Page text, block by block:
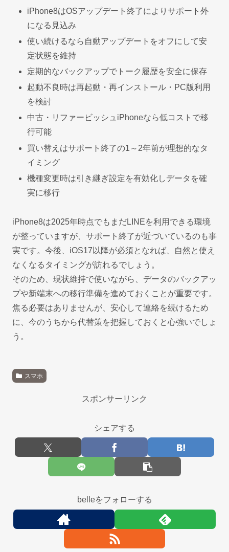
iPhone8はOSアップデート終了によりサポート外
になる見込み
使い続けるなら自動アップデートをオフにして安
定状態を維持
定期的なバックアップでトーク履歴を安全に保存
起動不良時は再起動・再インストール・PC版利用
を検討
中古・リファービッシュiPhoneなら低コストで移
行可能
買い替えはサポート終了の1～2年前が理想的なタ
イミング
機種変更時は引き継ぎ設定を有効化しデータを確
実に移行
iPhone8は2025年時点でもまだLINEを利用できる環境
が整っていますが、サポート終了が近づいているのも事
実です。今後、iOS17以降が必須となれば、自然と使え
なくなるタイミングが訪れるでしょう。
そのため、現状維持で使いながら、データのバックアッ
プや新端末への移行準備を進めておくことが重要です。
焦る必要はありませんが、安心して連絡を続けるため
に、今のうちから代替策を把握しておくと心強いでしょ
う。
スマホ
スポンサーリンク
シェアする
belleをフォローする